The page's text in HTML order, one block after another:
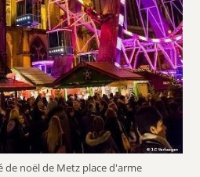
de noël de Metz place d'arme